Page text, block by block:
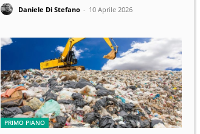
Daniele Di Stefano - 10 Aprile 2026
PRIMO PIANO